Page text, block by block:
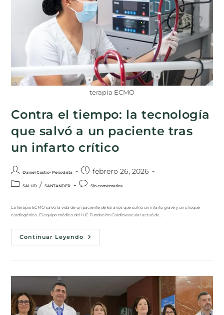
terapia ECMO
Contra el tiempo: la tecnología
que salvó a un paciente tras
un infarto crítico
Daniel Castro- Periodista febrero 26, 2026
SALUD / SANTANDER Sin comentarios
La terapia ECMO salvó la vida de un paciente de 65 años que sufrió un infarto grave y un choque
cardiogénico. El equipo médico del HIC Fundación Cardiovascular actuó de…
Continuar Leyendo